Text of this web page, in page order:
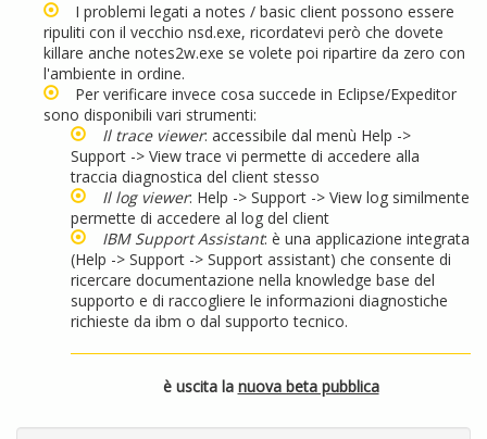
I problemi legati a notes / basic client possono essere
ripuliti con il vecchio nsd.exe, ricordatevi però che dovete
killare anche notes2w.exe se volete poi ripartire da zero con
l'ambiente in ordine.
Per verificare invece cosa succede in Eclipse/Expeditor
sono disponibili vari strumenti:
Il trace viewer: accessibile dal menù Help ->
Support -> View trace vi permette di accedere alla
traccia diagnostica del client stesso
Il log viewer: Help -> Support -> View log similmente
permette di accedere al log del client
IBM Support Assistant: è una applicazione integrata
(Help -> Support -> Support assistant) che consente di
ricercare documentazione nella knowledge base del
supporto e di raccogliere le informazioni diagnostiche
richieste da ibm o dal supporto tecnico.
è uscita la nuova beta pubblica